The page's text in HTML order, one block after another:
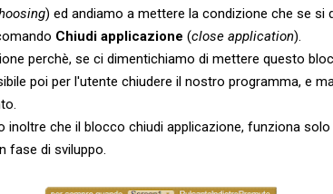
) ed andiamo a mettere la condizione che se si
Chiudi applicazione (close application).
perchè, se ci dimentichiamo di mettere questo
poi per l'utente chiudere il nostro programma, e
inoltre che il blocco chiudi applicazione, funziona
fase di sviluppo.